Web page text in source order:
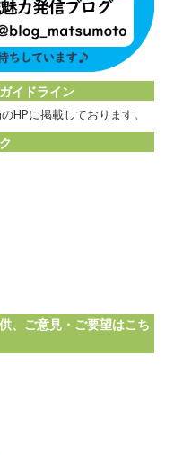
イドライン
HPに掲載しております。
、ご意見・ご要望はこち